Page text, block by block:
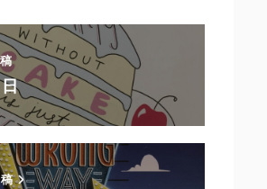
稿